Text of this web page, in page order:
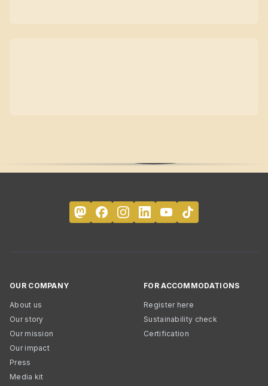
OUR COMPANY
About us
Our story
Our mission
Our impact
Press
Media kit
FOR ACCOMMODATIONS
Register here
Sustainability check
Certification